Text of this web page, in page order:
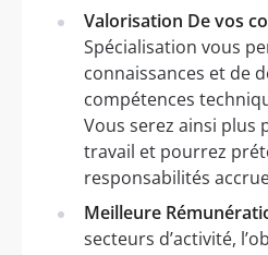
Valorisation De vos
Spécialisation vous
connaissances et de
compétences
Vous serez ainsi
travail et pourrez
responsabilités
Meilleure
secteurs d’activité,